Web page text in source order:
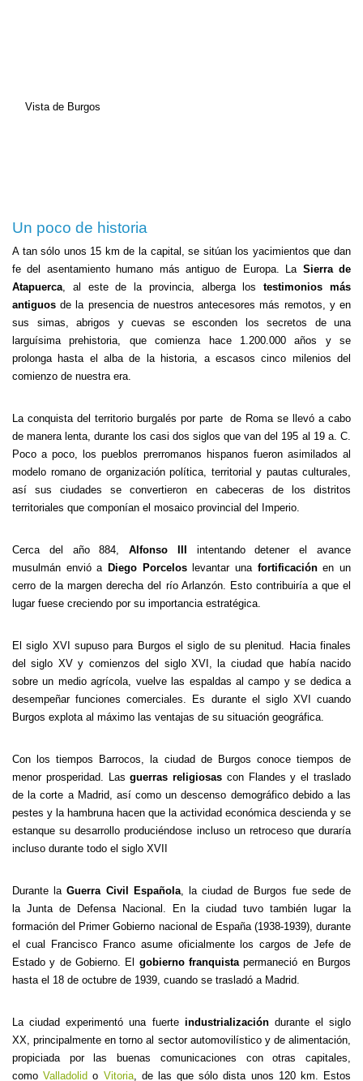
Vista de Burgos
Un poco de historia
A tan sólo unos 15 km de la capital, se sitúan los yacimientos que dan
fe del asentamiento humano más antiguo de Europa. La Sierra de
Atapuerca, al este de la provincia, alberga lostestimonios más
antiguos de la presencia de nuestros antecesores más remotos, y en
sus simas, abrigos y cuevas se esconden los secretos de una
larguísima prehistoria, que comienza hace 1.200.000 años y se
prolonga hasta el alba de la historia, a escasos cinco milenios del
comienzo de nuestra era.
La conquista del territorio burgalés por parte de Roma se llevó a cabo
de manera lenta, durante los casi dos siglos que van del 195 al 19 a. C.
Poco a poco, los pueblos prerromanos hispanos fueron asimilados al
modelo romano de organización política, territorial y pautas culturales,
así sus ciudades se convertieron en cabeceras de los distritos
territoriales que componían el mosaico provincial del Imperio.
Cerca del año 884,Alfonso III
intentando detener el avance
musulmán envió a Diego Porceloslevantar una fortificaciónen un
cerro de la margen derecha del río Arlanzón. Esto contribuiría a que el
lugar fuese creciendo por su importancia estratégica.
El siglo XVI supuso para Burgos el siglo de su plenitud. Hacia finales
del siglo XV y comienzos del siglo XVI, la ciudad que había nacido
sobre un medio agrícola, vuelve las espaldas al campo y se dedica a
desempeñar funciones comerciales. Es durante el siglo XVI cuando
Burgos explota al máximo las ventajas de su situación geográfica.
Con los tiempos Barrocos, la ciudad de Burgos conoce tiempos de
menor prosperidad. Lasguerras religiosas con Flandes y el traslado
de la corte a Madrid, así como un descenso demográfico debido a las
pestes y la hambruna hacen que la actividad económica descienda y se
estanque su desarrollo produciéndose incluso un retroceso que duraría
incluso durante todo el siglo XVII
Durante laGuerra Civil Española, la ciudad de Burgos fue sede de
la Junta de Defensa Nacional. En la ciudad tuvo también lugar la
formación del Primer Gobierno nacional de España (1938-1939), durante
el cual Francisco Franco asume oficialmente los cargos de Jefe de
Estado y de Gobierno. El gobierno franquistapermaneció en Burgos
hasta el 18 de octubre de 1939, cuando se trasladó a Madrid.
La ciudad experimentó una fuerte industrializacióndurante el siglo
XX, principalmente en torno al sector automovilístico y de alimentación,
propiciada por las buenas comunicaciones con otras capitales,
comoValladolid o Vitoria, de las que sólo dista unos 120 km. Estos